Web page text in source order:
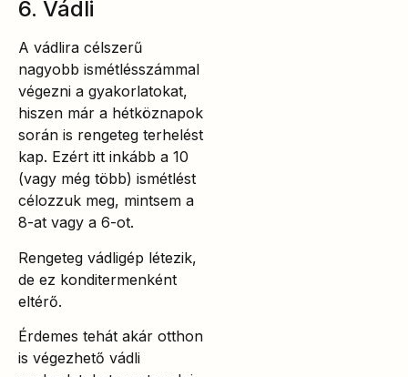
6. Vádli
A vádlira célszerű
nagyobb ismétlésszámmal
végezni a gyakorlatokat,
hiszen már a hétköznapok
során is rengeteg terhelést
kap. Ezért itt inkább a 10
(vagy még több) ismétlést
célozzuk meg, mintsem a
8-at vagy a 6-ot.
Rengeteg vádligép létezik,
de ez konditermenként
eltérő.
Érdemes tehát akár otthon
is végezhető vádli